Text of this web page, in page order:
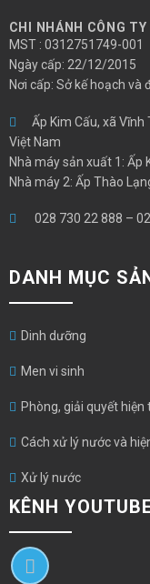
CHI NHÁNH CÔNG
MST : 0312751749-001
Ngày cấp: 22/12/2015
Nơi cấp: Sở kế hoạch và
Ấp Kim Cấu, xã Vĩnh
Việt Nam
Nhà máy sản xuất 1: Ấp
Nhà máy 2: Ấp Thào
028 730 22 888 –
DANH MỤC
Dinh dưỡng
Men vi sinh
Phòng, giải quyết
Cách xử lý nước và
Xử lý nước
KÊNH